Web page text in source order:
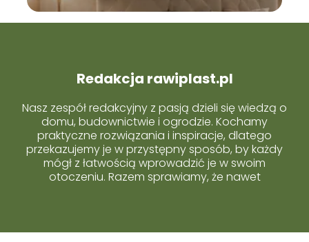
Redakcja rawiplast.pl
Nasz zespół redakcyjny z pasją dzieli się wiedzą o
domu, budownictwie i ogrodzie. Kochamy
praktyczne rozwiązania i inspiracje, dlatego
przekazujemy je w przystępny sposób, by każdy
mógł z łatwością wprowadzić je w swoim
otoczeniu. Razem sprawiamy, że nawet